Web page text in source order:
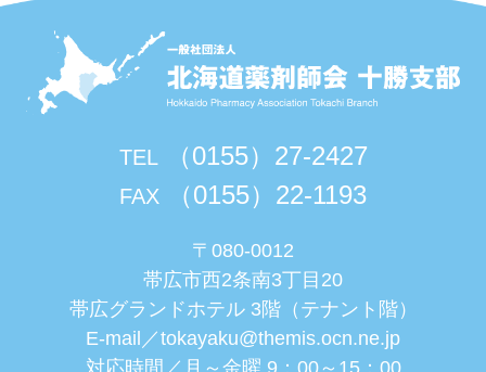
TEL （0155）27-2427
FAX （0155）22-1193
〒080-0012
帯広市西2条南3丁目20
帯広グランドホテル 3階（テナント階）
E-mail／tokayaku@themis.ocn.ne.jp
対応時間／月～金曜 9：00～15：00